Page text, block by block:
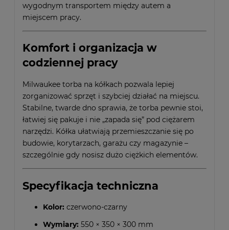
wygodnym transportem między autem a
miejscem pracy.
Komfort i organizacja w
codziennej pracy
Milwaukee torba na kółkach pozwala lepiej
zorganizować sprzęt i szybciej działać na miejscu.
Stabilne, twarde dno sprawia, że torba pewnie stoi,
łatwiej się pakuje i nie „zapada się” pod ciężarem
narzędzi. Kółka ułatwiają przemieszczanie się po
budowie, korytarzach, garażu czy magazynie –
szczególnie gdy nosisz dużo ciężkich elementów.
Specyfikacja techniczna
Kolor: czerwono-czarny
Wymiary: 550 × 350 × 300 mm